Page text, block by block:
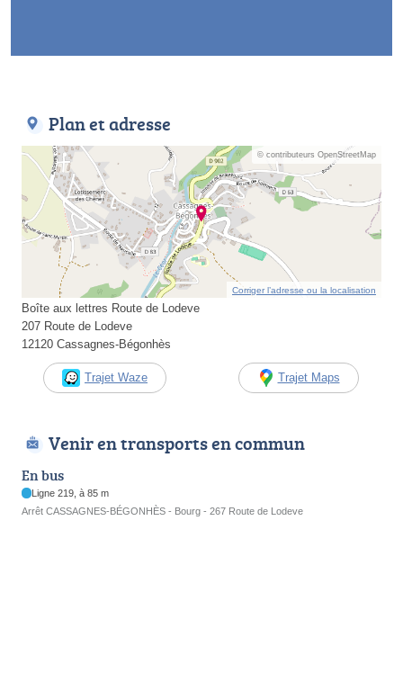
Plan et adresse
© contributeurs OpenStreetMap
Corriger l’adresse ou la localisation
Boîte aux lettres Route de Lodeve
207 Route de Lodeve
12120 Cassagnes-Bégonhès
Trajet Waze Trajet Maps
Venir en transports en commun
En bus
Ligne 219, à 85 m
Arrêt CASSAGNES-BÉGONHÈS - Bourg - 267 Route de Lodeve